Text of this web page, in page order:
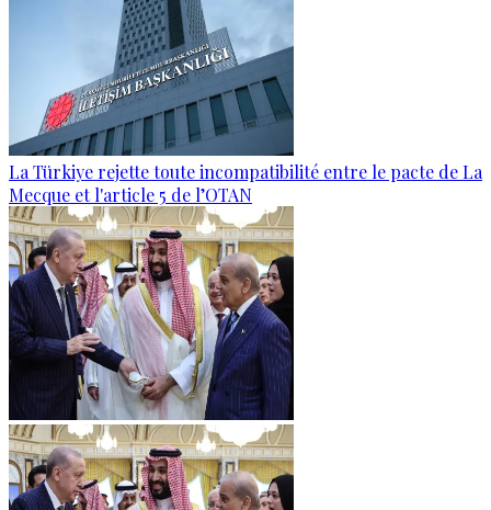
La Türkiye rejette toute incompatibilité entre le pacte de La
Mecque et l'article 5 de l’OTAN